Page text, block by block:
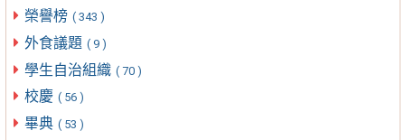
榮譽榜 ( 343 )
外食議題 ( 9 )
學生自治組織 ( 70 )
校慶 ( 56 )
畢典 ( 53 )